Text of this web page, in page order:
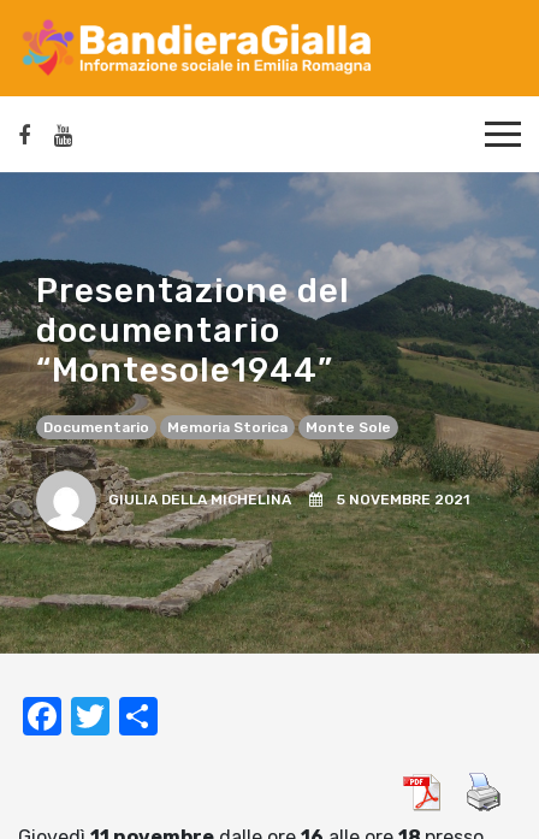
Presentazione del
documentario
“Montesole1944”
Documentario Memoria Storica Monte Sole
GIULIA DELLA MICHELINA 5 NOVEMBRE 2021
Facebook
Twitter